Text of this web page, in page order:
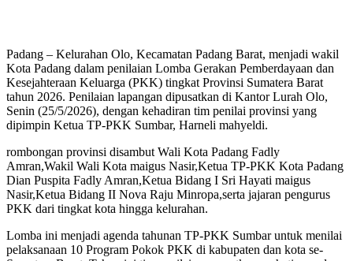
Padang – Kelurahan Olo, Kecamatan Padang Barat, menjadi wakil
Kota Padang dalam penilaian Lomba Gerakan Pemberdayaan dan
Kesejahteraan Keluarga (PKK) tingkat Provinsi Sumatera Barat
tahun 2026. Penilaian lapangan dipusatkan di Kantor Lurah Olo,
Senin (25/5/2026), dengan kehadiran tim penilai provinsi yang
dipimpin Ketua TP-PKK Sumbar, Harneli mahyeldi.
rombongan provinsi disambut Wali Kota Padang Fadly
Amran,Wakil Wali Kota maigus Nasir,Ketua TP-PKK Kota Padang
Dian Puspita Fadly Amran,Ketua Bidang I Sri Hayati maigus
Nasir,Ketua Bidang II Nova Raju Minropa,serta jajaran pengurus
PKK dari tingkat kota hingga kelurahan.
Lomba ini menjadi agenda tahunan TP-PKK Sumbar untuk menilai
pelaksanaan 10 Program Pokok PKK di kabupaten dan kota se-